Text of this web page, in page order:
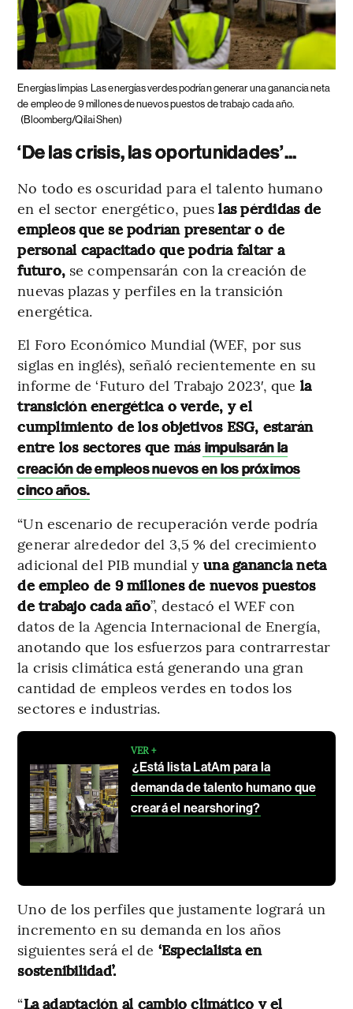
Energías limpias Las energías verdes podrían generar una ganancia neta
de empleo de 9 millones de nuevos puestos de trabajo cada año.
(Bloomberg/Qilai Shen)
‘De las crisis, las oportunidades’...
No todo es oscuridad para el talento humano
en el sector energético, pueslas pérdidas de
empleos que se podrían presentar o de
personal capacitado que podría faltar a
futuro, se compensarán con la creación de
nuevas plazas y perfiles en la transición
energética.
El Foro Económico Mundial (WEF, por sus
siglas en inglés), señaló recientemente en su
informe de ‘Futuro del Trabajo 2023′, que la
transición energética o verde, y el
cumplimiento de los objetivos ESG, estarán
entre los sectores que más impulsarán la
creación de empleos nuevos en los próximos
cinco años.
“Un escenario de recuperación verde podría
generar alrededor del 3,5 % del crecimiento
adicional del PIB mundial yuna ganancia neta
de empleo de 9 millones de nuevos puestos
de trabajo cada año”, destacó el WEF con
datos de la Agencia Internacional de Energía,
anotando que los esfuerzos para contrarrestar
la crisis climática está generando una gran
cantidad de empleos verdes en todos los
sectores e industrias.
VER +
¿Está lista LatAm para la
demanda de talento humano que
creará el nearshoring?
Uno de los perfiles que justamente logrará un
incremento en su demanda en los años
siguientes será el de ‘Especialista en
sostenibilidad’.
“La adaptación al cambio climático y el